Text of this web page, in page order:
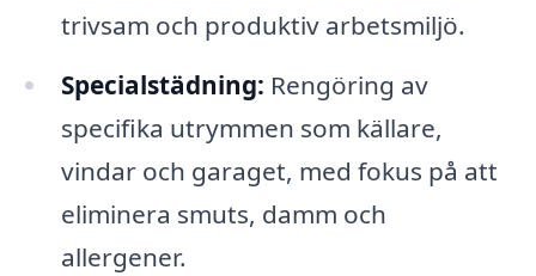
trivsam och produktiv arbetsmiljö.
Specialstädning: Rengöring av
specifika utrymmen som källare,
vindar och garaget, med fokus på att
eliminera smuts, damm och
allergener.